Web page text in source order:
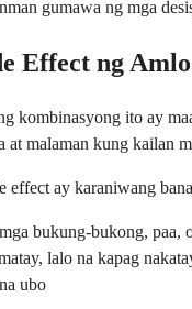
gumawa ng mga
Effect ng
kombinasyong ito ay
at malaman kung kailan
effect ay karaniwang
bukung-bukong, paa,
lalo na kapag
ubo